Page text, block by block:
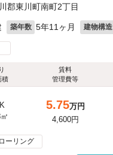
郡東川町南町2丁目
築年数 5年11ヶ月 建物構造
積
賃料
管理費等
5.75万円
4,600円
ーリング